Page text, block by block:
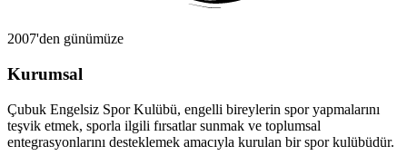
2007'den günümüze
Kurumsal
Çubuk Engelsiz Spor Kulübü, engelli bireylerin spor yapmalarını
teşvik etmek, sporla ilgili fırsatlar sunmak ve toplumsal
entegrasyonlarını desteklemek amacıyla kurulan bir spor kulübüdür.